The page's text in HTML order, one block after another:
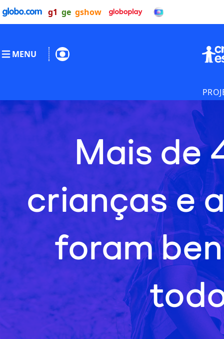
g1 ge gshow
MENU
Mais de
crianças e
foram